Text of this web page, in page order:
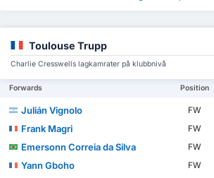
Toulouse Trupp
Charlie Cresswells lagkamrater på klubbnivå
Forwards Position
Julián Vignolo FW
Frank Magri
FW
Emersonn Correia da Silva
FW
Yann Gboho
FW